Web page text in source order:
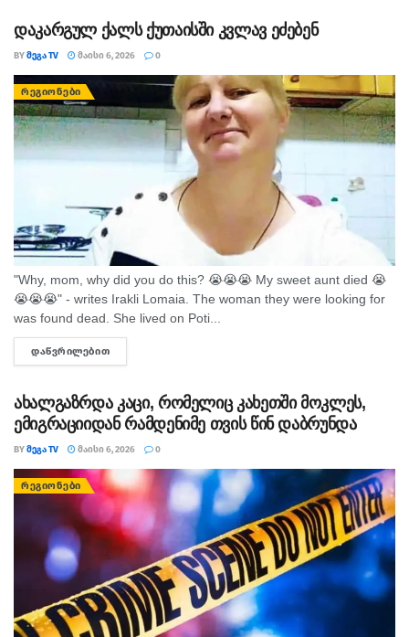
დაკარგულ ქალს ქუთაისში კვლავ ეძებენ
BYᲛᲔᲒᲐ TV ᲛᲐᲘᲡᲘ 6, 2026 0
ᲠᲔᲒᲘᲝᲜᲔᲑᲘ
"Why, mom, why did you do this? 😭😭😭 My sweet aunt died 😭
😭😭😭" - writes Irakli Lomaia. The woman they were looking for
was found dead. She lived on Poti...
ᲓᲐᲬᲕᲠᲘᲚᲔᲑᲘᲗ
ახალგაზრდა კაცი, რომელიც კახეთში მოკლეს,
ემიგრაციიდან რამდენიმე თვის წინ დაბრუნდა
BYᲛᲔᲒᲐ TV ᲛᲐᲘᲡᲘ 6, 2026 0
ᲠᲔᲒᲘᲝᲜᲔᲑᲘ